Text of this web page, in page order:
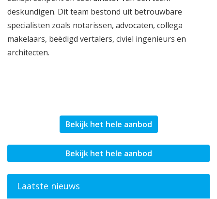
deskundigen. Dit team bestond uit betrouwbare
specialisten zoals notarissen, advocaten, collega
makelaars, beëdigd vertalers, civiel ingenieurs en
architecten.
Bekijk het hele aanbod
Bekijk het hele aanbod
Laatste nieuws